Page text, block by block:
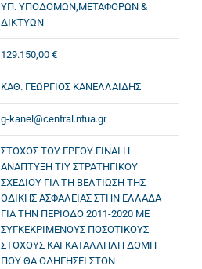
ΥΠ. ΥΠΟΔΟΜΩΝ,ΜΕΤΑΦΟΡΩΝ &
ΔΙΚΤΥΩΝ
129.150,00 €
ΚΑΘ. ΓΕΩΡΓΙΟΣ ΚΑΝΕΛΛΑΙΔΗΣ
g-kanel@central.ntua.gr
ΣΤΟΧΟΣ ΤΟΥ ΕΡΓΟΥ ΕΙΝΑΙ Η
ΑΝΑΠΤΥΞΗ ΤΙΥ ΣΤΡΑΤΗΓΙΚΟΥ
ΣΧΕΔΙΟΥ ΓΙΑ ΤΗ ΒΕΛΤΙΩΣΗ ΤΗΣ
ΟΔΙΚΗΣ ΑΣΦΑΛΕΙΑΣ ΣΤΗΝ ΕΛΛΑΔΑ
ΓΙΑ ΤΗΝ ΠΕΡΙΟΔΟ 2011-2020 ΜΕ
ΣΥΓΚΕΚΡΙΜΕΝΟΥΣ ΠΟΣΟΤΙΚΟΥΣ
ΣΤΟΧΟΥΣ ΚΑΙ ΚΑΤΑΛΛΗΛΗ ΔΟΜΗ
ΠΟΥ ΘΑ ΟΔΗΓΗΣΕΙ ΣΤΟΝ